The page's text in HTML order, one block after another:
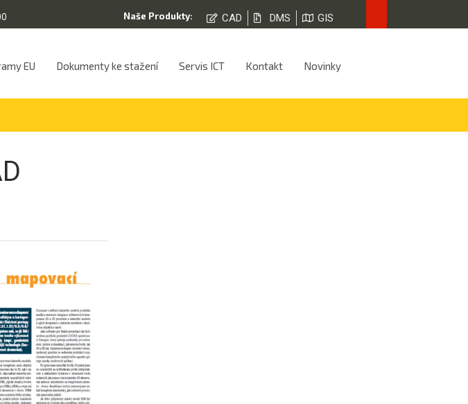
Naše Produkty: CAD DMS GIS
EU Dokumenty ke stažení Servis ICT Kontakt Novinky